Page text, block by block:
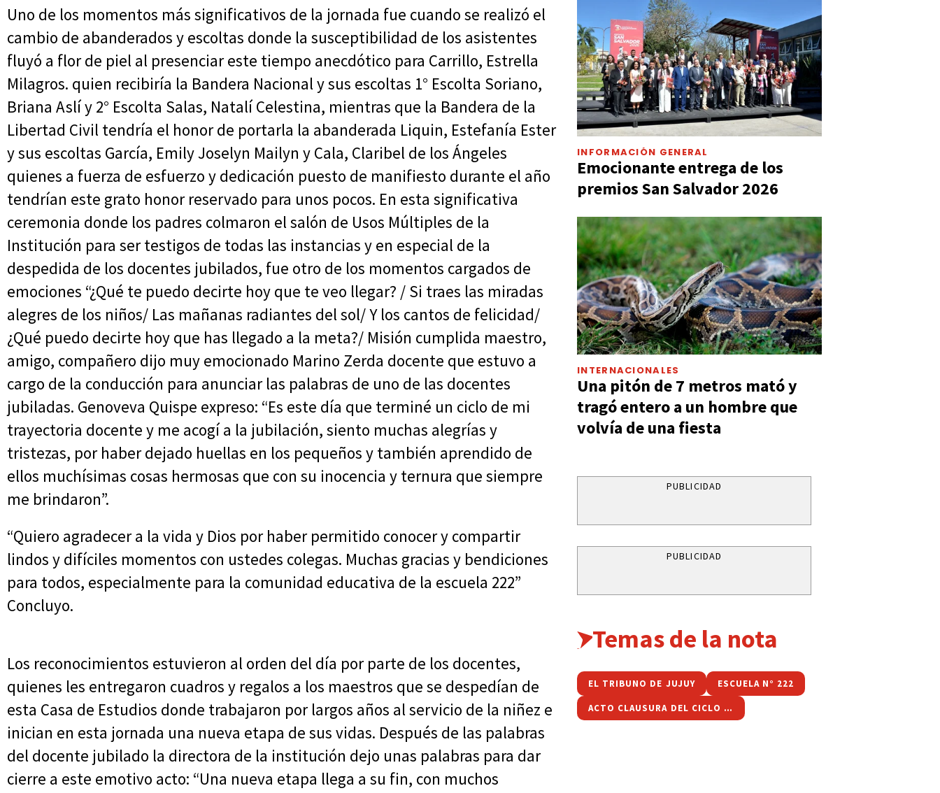
Uno de los momentos más significativos de la jornada fue cuando se realizó el
cambio de abanderados y escoltas donde la susceptibilidad de los asistentes
fluyó a flor de piel al presenciar este tiempo anecdótico para Carrillo, Estrella
Milagros. quien recibiría la Bandera Nacional y sus escoltas 1° Escolta Soriano,
Briana Aslí y 2° Escolta Salas, Natalí Celestina, mientras que la Bandera de la
Libertad Civil tendría el honor de portarla la abanderada Liquin, Estefanía Ester
y sus escoltas García, Emily Joselyn Mailyn y Cala, Claribel de los Ángeles
quienes a fuerza de esfuerzo y dedicación puesto de manifiesto durante el año
tendrían este grato honor reservado para unos pocos. En esta significativa
ceremonia donde los padres colmaron el salón de Usos Múltiples de la
Institución para ser testigos de todas las instancias y en especial de la
despedida de los docentes jubilados, fue otro de los momentos cargados de
emociones “¿Qué te puedo decirte hoy que te veo llegar? / Si traes las miradas
alegres de los niños/ Las mañanas radiantes del sol/ Y los cantos de felicidad/
¿Qué puedo decirte hoy que has llegado a la meta?/ Misión cumplida maestro,
amigo, compañero dijo muy emocionado Marino Zerda docente que estuvo a
cargo de la conducción para anunciar las palabras de uno de las docentes
jubiladas. Genoveva Quispe expreso: “Es este día que terminé un ciclo de mi
trayectoria docente y me acogí a la jubilación, siento muchas alegrías y
tristezas, por haber dejado huellas en los pequeños y también aprendido de
ellos muchísimas cosas hermosas que con su inocencia y ternura que siempre
me brindaron”.
“Quiero agradecer a la vida y Dios por haber permitido conocer y compartir
lindos y difíciles momentos con ustedes colegas. Muchas gracias y bendiciones
para todos, especialmente para la comunidad educativa de la escuela 222”
Concluyo.
Los reconocimientos estuvieron al orden del día por parte de los docentes,
quienes les entregaron cuadros y regalos a los maestros que se despedían de
esta Casa de Estudios donde trabajaron por largos años al servicio de la niñez e
inician en esta jornada una nueva etapa de sus vidas. Después de las palabras
del docente jubilado la directora de la institución dejo unas palabras para dar
cierre a este emotivo acto: “Una nueva etapa llega a su fin, con muchos
INFORMACIÓN GENERAL
Emocionante entrega de los
premios San Salvador 2026
INTERNACIONALES
Una pitón de 7 metros mató y
tragó entero a un hombre que
volvía de una fiesta
PUBLICIDAD
PUBLICIDAD
Temas de la nota
EL TRIBUNO DE JUJUY ESCUELA N° 222
ACTO CLAUSURA DEL CICLO LECTIVO 2024